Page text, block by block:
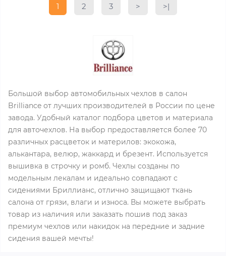
1 2 3 > >|
Большой выбор автомобильных чехлов в салон
Brilliance от лучших производителей в России по цене
завода. Удобный каталог подбора цветов и материала
для авточехлов. На выбор предоставляется более 70
различных расцветок и материлов: экокожа,
алькантара, велюр, жаккард и брезент. Используется
вышивка в строчку и ромб. Чехлы созданы по
модельным лекалам и идеально совпадают с
сидениями Бриллианс, отлично защищают ткань
салона от грязи, влаги и износа. Вы можете выбрать
товар из наличия или заказать пошив под заказ
премиум чехлов или накидок на передние и задние
сидения вашей мечты!